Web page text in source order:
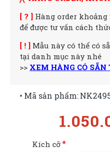
[ ? ] Hàng order
để được tư vấn cách
[ ! ] Mẫu này có thể có
tại danh mục này nhé
>> XEM HÀNG CÓ SẴN
• Mã sản phẩm:
Kích cỡ